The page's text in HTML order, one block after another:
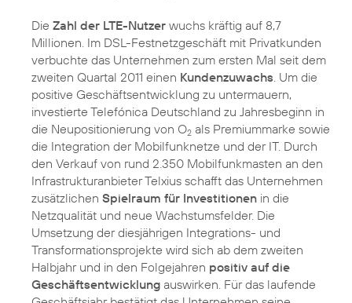
Die Zahl der LTE-Nutzer wuchs kräftig auf 8,7
Millionen. Im DSL-Festnetzgeschäft mit Privatkunden
verbuchte das Unternehmen zum ersten Mal seit dem
zweiten Quartal 2011 einen Kundenzuwachs. Um die
positive Geschäftsentwicklung zu untermauern,
investierte Telefónica Deutschland zu Jahresbeginn in
die Neupositionierung von O2 als Premiummarke sowie
die Integration der Mobilfunknetze und der IT. Durch
den Verkauf von rund 2.350 Mobilfunkmasten an den
Infrastrukturanbieter Telxius schafft das Unternehmen
zusätzlichen Spielraum für Investitionen in die
Netzqualität und neue Wachstumsfelder. Die
Umsetzung der diesjährigen Integrations- und
Transformationsprojekte wird sich ab dem zweiten
Halbjahr und in den Folgejahren positiv auf die
Geschäftsentwicklung auswirken. Für das laufende